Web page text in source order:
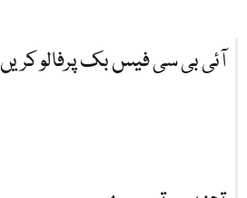
آئی بی سی فیس بک پرفالو کریں